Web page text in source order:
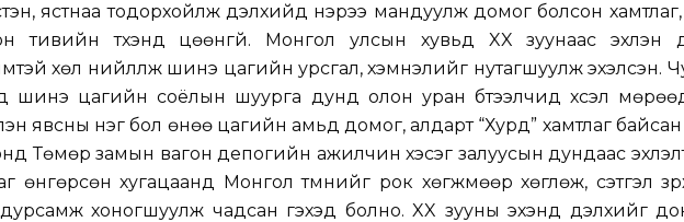
ястнаа тодорхойлж дэлхийд нэрээ мандуулж домог болсон
тивийн түүхэнд цөөнгүй. Монгол улсын хувьд XX зуунаас эхлэн
хөл нийлүүлж шинэ цагийн урсгал, хэмнэлийг нутагшуулж эхэлсэн.
шинэ цагийн соёлын шуурга дунд олон уран бүтээлчид хүсэл
явсны нэг бол өнөө цагийн амьд домог, алдарт “Хурд” хамтлаг
Төмөр замын вагон депогийн ажилчин хэсэг залуусын дундаас
өнгөрсөн хугацаанд Монгол түмнийг рок хөгжмөөр хөглөж, сэтгэл
хоногшуулж чадсан гэхэд болно. XX зууны эхэнд дэлхийг